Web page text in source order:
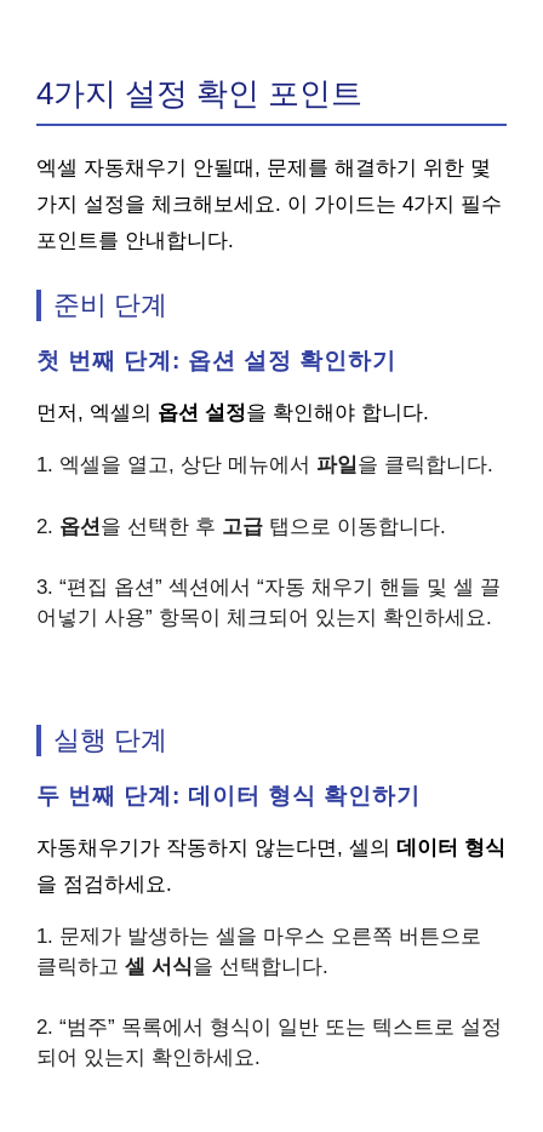
4가지 설정 확인 포인트
엑셀 자동채우기 안될때, 문제를 해결하기 위한 몇
가지 설정을 체크해보세요. 이 가이드는 4가지 필수
포인트를 안내합니다.
준비 단계
첫 번째 단계: 옵션 설정 확인하기
먼저, 엑셀의 옵션 설정을 확인해야 합니다.
1. 엑셀을 열고, 상단 메뉴에서 파일을 클릭합니다.
2. 옵션 을 선택한 후 고급 탭으로 이동합니다.
3. “편집 옵션” 섹션에서 “자동 채우기 핸들 및 셀 끌
어넣기 사용” 항목이 체크되어 있는지 확인하세요.
실행 단계
두 번째 단계: 데이터 형식 확인하기
자동채우기가 작동하지 않는다면, 셀의 데이터 형식
을 점검하세요.
1. 문제가 발생하는 셀을 마우스 오른쪽 버튼으로
클릭하고 셀 서식을 선택합니다.
2. “범주” 목록에서 형식이 일반 또는 텍스트로 설정
되어 있는지 확인하세요.